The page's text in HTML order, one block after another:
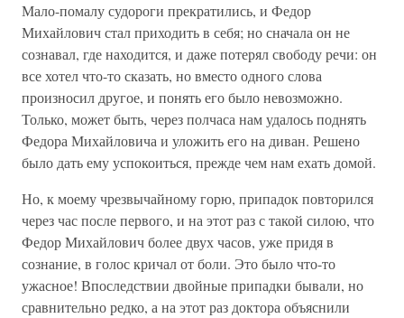
Мало-помалу судороги прекратились, и Федор
Михайлович стал приходить в себя; но сначала он не
сознавал, где находится, и даже потерял свободу речи: он
все хотел что-то сказать, но вместо одного слова
произносил другое, и понять его было невозможно.
Только, может быть, через полчаса нам удалось поднять
Федора Михайловича и уложить его на диван. Решено
было дать ему успокоиться, прежде чем нам ехать домой.
Но, к моему чрезвычайному горю, припадок повторился
через час после первого, и на этот раз с такой силою, что
Федор Михайлович более двух часов, уже придя в
сознание, в голос кричал от боли. Это было что-то
ужасное! Впоследствии двойные припадки бывали, но
сравнительно редко, а на этот раз доктора объяснили